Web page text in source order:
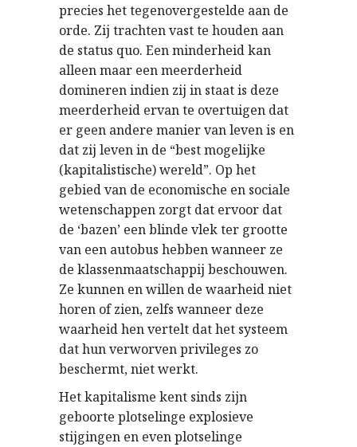
precies het tegenovergestelde aan de
orde. Zij trachten vast te houden aan
de status quo. Een minderheid kan
alleen maar een meerderheid
domineren indien zij in staat is deze
meerderheid ervan te overtuigen dat
er geen andere manier van leven is en
dat zij leven in de “best mogelijke
(kapitalistische) wereld”. Op het
gebied van de economische en sociale
wetenschappen zorgt dat ervoor dat
de ‘bazen’ een blinde vlek ter grootte
van een autobus hebben wanneer ze
de klassenmaatschappij beschouwen.
Ze kunnen en willen de waarheid niet
horen of zien, zelfs wanneer deze
waarheid hen vertelt dat het systeem
dat hun verworven privileges zo
beschermt, niet werkt.
Het kapitalisme kent sinds zijn
geboorte plotselinge explosieve
stijgingen en even plotselinge